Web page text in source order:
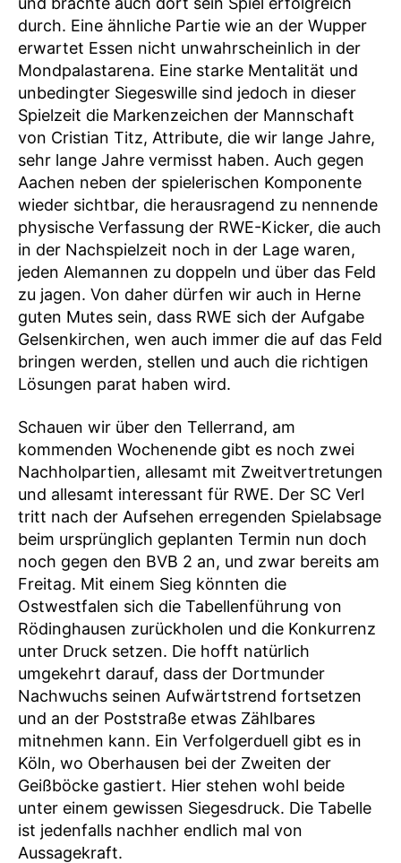
durch. Eine ähnliche Partie wie an der Wupper
erwartet Essen nicht unwahrscheinlich in der
Mondpalastarena. Eine starke Mentalität und
unbedingter Siegeswille sind jedoch in dieser
Spielzeit die Markenzeichen der Mannschaft
von Cristian Titz, Attribute, die wir lange Jahre,
sehr lange Jahre vermisst haben. Auch gegen
Aachen neben der spielerischen Komponente
wieder sichtbar, die herausragend zu nennende
physische Verfassung der RWE-Kicker, die auch
in der Nachspielzeit noch in der Lage waren,
jeden Alemannen zu doppeln und über das Feld
zu jagen. Von daher dürfen wir auch in Herne
guten Mutes sein, dass RWE sich der Aufgabe
Gelsenkirchen, wen auch immer die auf das Feld
bringen werden, stellen und auch die richtigen
Lösungen parat haben wird.
Schauen wir über den Tellerrand, am
kommenden Wochenende gibt es noch zwei
Nachholpartien, allesamt mit Zweitvertretungen
und allesamt interessant für RWE. Der SC Verl
tritt nach der Aufsehen erregenden Spielabsage
beim ursprünglich geplanten Termin nun doch
noch gegen den BVB 2 an, und zwar bereits am
Freitag. Mit einem Sieg könnten die
Ostwestfalen sich die Tabellenführung von
Rödinghausen zurückholen und die Konkurrenz
unter Druck setzen. Die hofft natürlich
umgekehrt darauf, dass der Dortmunder
Nachwuchs seinen Aufwärtstrend fortsetzen
und an der Poststraße etwas Zählbares
mitnehmen kann. Ein Verfolgerduell gibt es in
Köln, wo Oberhausen bei der Zweiten der
Geißböcke gastiert. Hier stehen wohl beide
unter einem gewissen Siegesdruck. Die Tabelle
ist jedenfalls nachher endlich mal von
Aussagekraft.